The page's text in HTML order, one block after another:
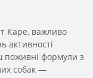
Каре, важливо
активності
поживні формули з
собак —